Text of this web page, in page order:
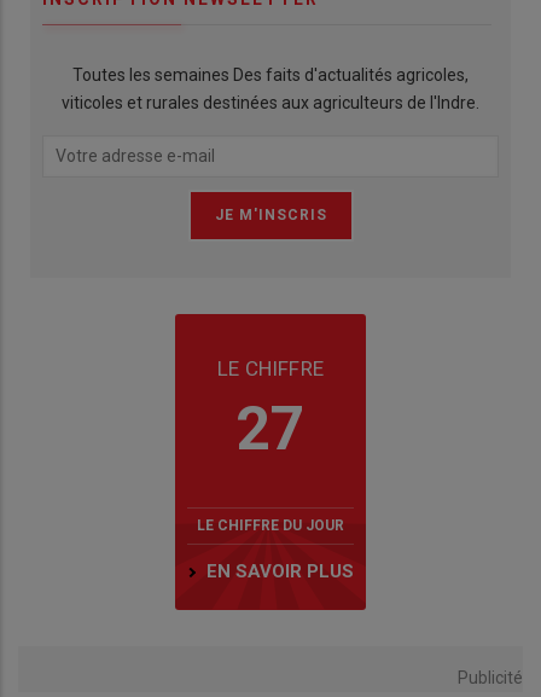
Toutes les semaines Des faits d'actualités agricoles,
viticoles et rurales destinées aux agriculteurs de l'Indre.
LE CHIFFRE
27
LE CHIFFRE DU JOUR
EN SAVOIR PLUS
Publicité